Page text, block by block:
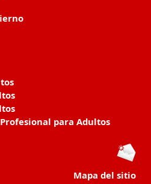
para Adultos
Mapa del sitio